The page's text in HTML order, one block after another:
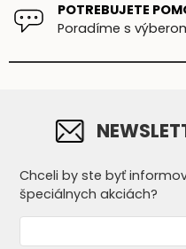
POTREBUJETE
Poradíme s
Chceli by ste byť
špeciálnych akciách?